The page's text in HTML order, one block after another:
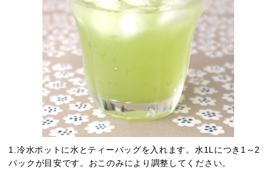
1.冷水ポットに水とティーバッグを入れます。水1Lにつき1～2
パックが目安です。おこのみにより調整してください。